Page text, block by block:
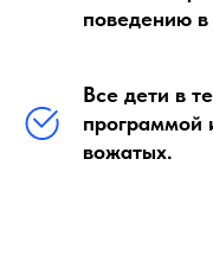
поведению в
Все дети в
программой
вожатых.